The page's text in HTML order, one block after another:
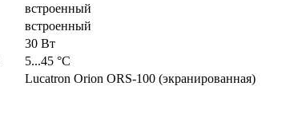
встроенный
встроенный
30 Вт
5...45 °С
Lucatron Orion ORS-100 (экранированная)